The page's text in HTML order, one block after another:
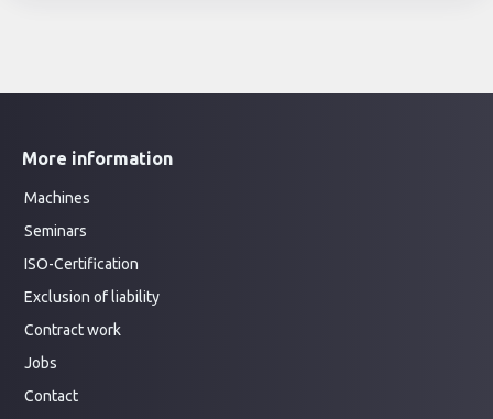
More information
Machines
Seminars
ISO-Certification
Exclusion of liability
Contract work
Jobs
Contact